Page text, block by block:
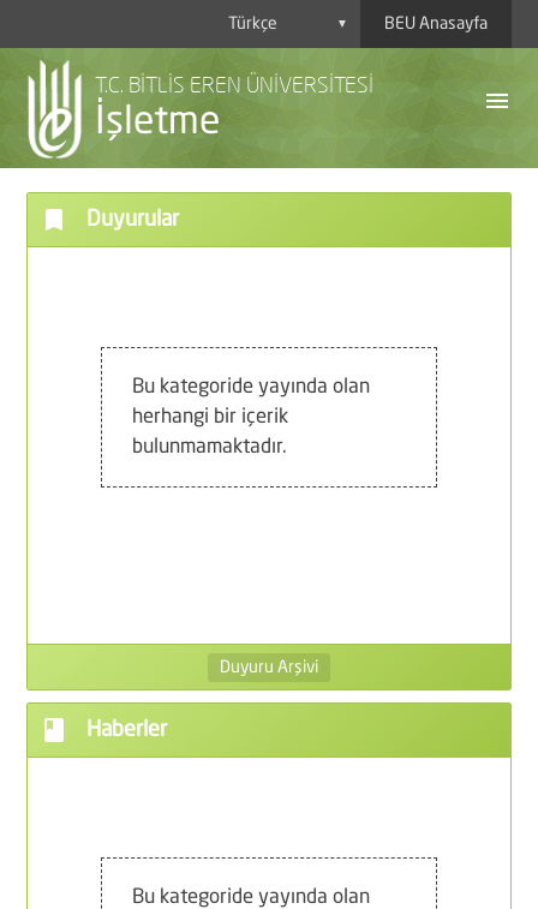
▼ BEU Anasayfa
T.C. BİTLİS EREN ÜNİVERSİTESİ
İşletme
menu
bookmark Duyurular
Bu kategoride yayında olan
herhangi bir içerik
bulunmamaktadır.
Duyuru Arşivi
book Haberler
Bu kategoride yayında olan